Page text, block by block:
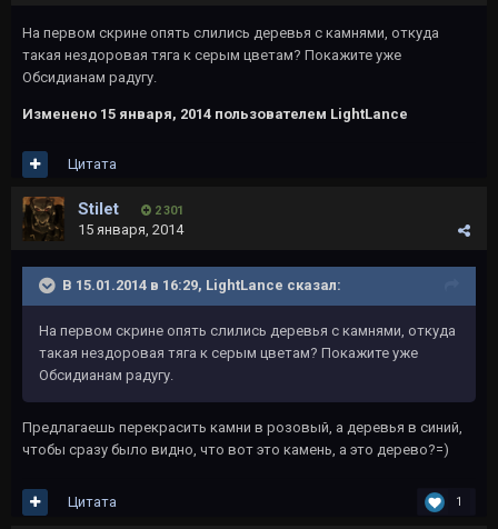
На первом скрине опять слились деревья с камнями, откуда
такая нездоровая тяга к серым цветам? Покажите уже
Обсидианам радугу.
Изменено 15 января, 2014 пользователем LightLance
Цитата
Stilet 2 301
15 января, 2014
В 15.01.2014 в 16:29, LightLance сказал:
На первом скрине опять слились деревья с камнями, откуда
такая нездоровая тяга к серым цветам? Покажите уже
Обсидианам радугу.
Предлагаешь перекрасить камни в розовый, а деревья в синий,
чтобы сразу было видно, что вот это камень, а это дерево?=)
1
Цитата